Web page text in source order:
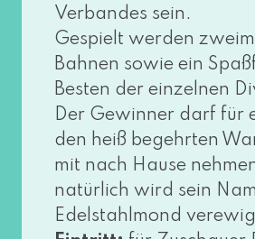
Verbandes sein.
Gespielt wer­den
Bahnen sowie ein
Besten der ein­zel­nen
Der Gewinner darf für
den heiß begehr­ten
mit nach Hause
natür­lich wird sein
Edelstahlmond